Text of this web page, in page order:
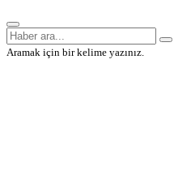
Aramak için bir kelime yazınız.